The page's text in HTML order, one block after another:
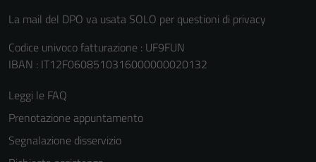
La mail del DPO va usata SOLO per questioni di privacy
Codice univoco fatturazione : UF9FUN
IBAN : IT12F0608510316000000020132
Leggi le FAQ
Prenotazione appuntamento
Segnalazione disservizio
non raccolgono
informazioni
personali.